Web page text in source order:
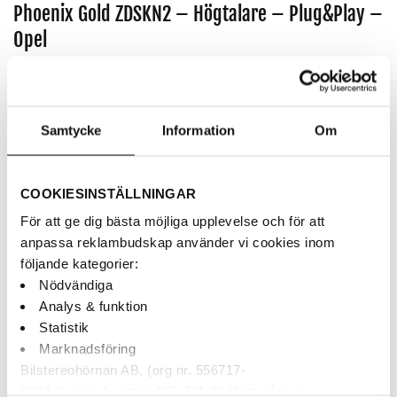
Samtycke Information Om
COOKIESINSTÄLLNINGAR
För att ge dig bästa möjliga upplevelse och för att
anpassa reklambudskap använder vi cookies inom
följande kategorier:
Nödvändiga
Analys & funktion
Statistik
Marknadsföring
Bilstereohörnan AB, (org nr. 556717-
Phoenix Gold ZDSKN2 – Högtalare – Plug&Play –
Opel
Plug&Play 6.5″ högtalare – Passar Opel Movano & Vivaro
SNABBA LEVERANSER
Finns i webblagret
Phoenix Gold ZDSKN2 - Högtalare - Plug&Play - Opel mängd
LÄGG TILL I VARUKORG